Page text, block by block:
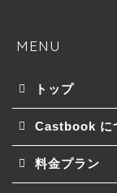
MENU
トップ
Castbook に
料金プラン